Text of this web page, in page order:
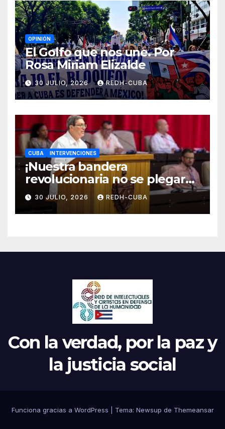
OPINIÓN
El Golfo que nos une. Por
Rosa Miriam Elizalde
30 JULIO, 2026 REDH-CUBA
CUBA INTERVENCIONES
¡Nuestra bandera
revolucionaria no se plegará
jamás! Por Bruno Rodríguez
Parrilla
30 JULIO, 2026 REDH-CUBA
Con la verdad, por la paz y
la justicia social
Funciona gracias a WordPress Tema: Newsup de Themeansar